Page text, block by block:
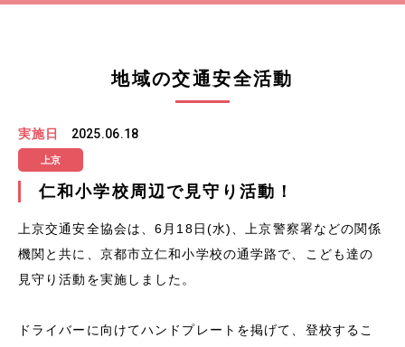
地域の交通安全活動
実施日 2025.06.18
上京
仁和小学校周辺で見守り活動！
上京交通安全協会は、6月18日(水)、上京警察署などの関係
機関と共に、京都市立仁和小学校の通学路で、こども達の
見守り活動を実施しました。
ドライバーに向けてハンドプレートを掲げて、登校するこ